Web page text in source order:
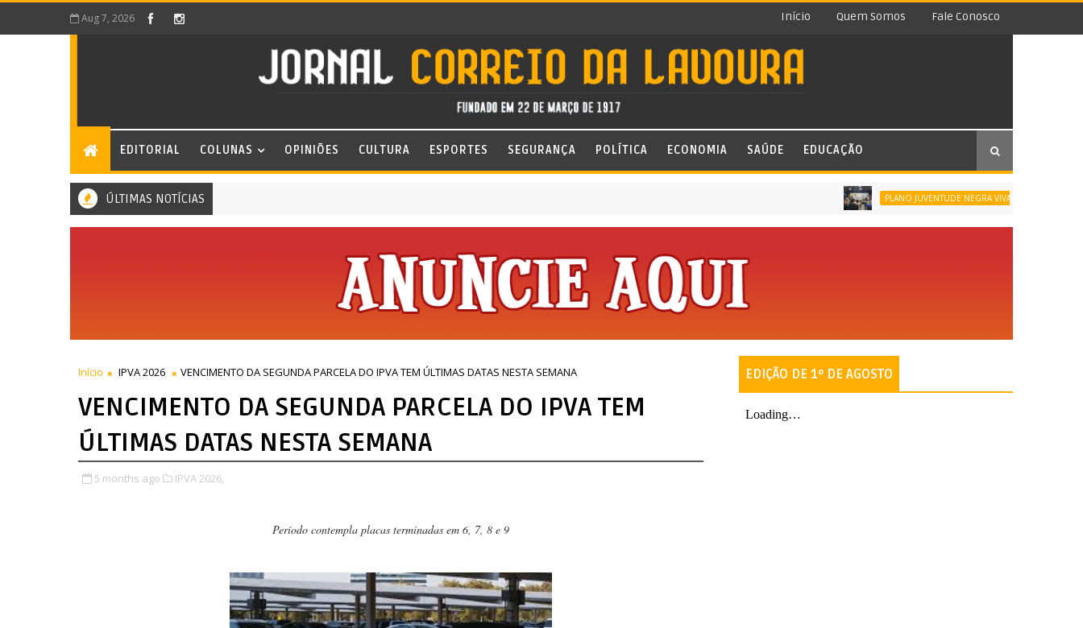
Aug 7, 2026 Início Quem Somos Fale Conosco
EDITORIAL COLUNAS OPINIÕES CULTURA ESPORTES SEGURANÇA POLÍTICA ECONOMIA SAÚDE EDUCAÇÃO
ÚLTIMAS NOTÍCIAS PLANO JUVENTUDE NEGRA VIVA (PJNV)
Início IPVA 2026 VENCIMENTO DA SEGUNDA PARCELA DO IPVA TEM ÚLTIMAS DATAS NESTA SEMANA
VENCIMENTO DA SEGUNDA PARCELA DO IPVA TEM
ÚLTIMAS DATAS NESTA SEMANA
5 months ago IPVA 2026,
Período contempla placas terminadas em 6, 7, 8 e 9
EDIÇÃO DE 1º DE AGOSTO